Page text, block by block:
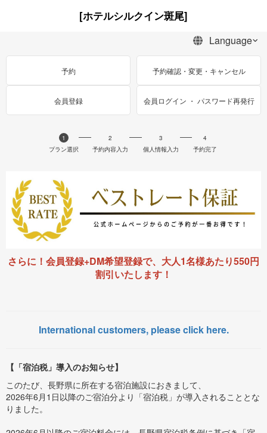
[ホテルシルクイン斑尾]
予約 予約確認・変更・キャンセル
会員登録 会員ログイン ・ パスワード再発行
1
プラン選択
2
予約内容入力
3
個人情報入力
4
予約完了
さらに！会員登録+DM希望登録で、大人1名様あたり550円
割引いたします！
International customers, please click here.
【「宿泊税」導入のお知らせ】
このたび、長野県に所在する宿泊施設におきまして、
2026年6月1日以降のご宿泊分より「宿泊税」が導入されることとな
りました。